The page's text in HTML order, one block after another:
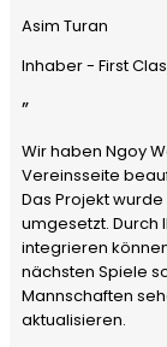
Asim Turan
Inhaber - First
”
Wir haben Ngoy
Vereinsseite
Das Projekt
umgesetzt. Durch
integrieren
nächsten Spiele
Mannschaften
aktualisieren.